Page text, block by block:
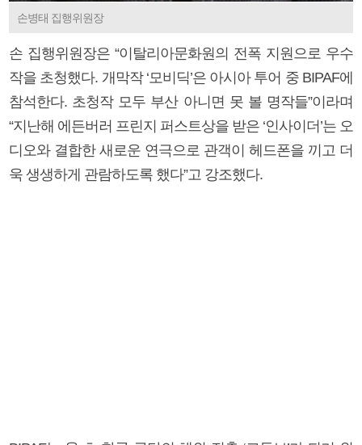
손병태 집행위원장
손 집행위원장은 “이탈리아문화원의 전폭 지원으로 우수
작을 초청했다. 개막작 ‘모비딕’은 아시아 투어 중 BIPAF에
참석한다. 초청작 모두 부산 아니면 못 볼 명작들”이라며
“지난해 에든버러 프린지 퍼스트상을 받은 ‘인사이더’는 오
디오와 결합한 새로운 연극으로 관객이 헤드폰을 끼고 더
욱 생생하게 관람하도록 했다”고 강조했다.